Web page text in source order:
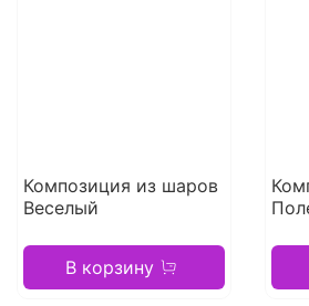
Композиция из шаров
Веселый
В корзину